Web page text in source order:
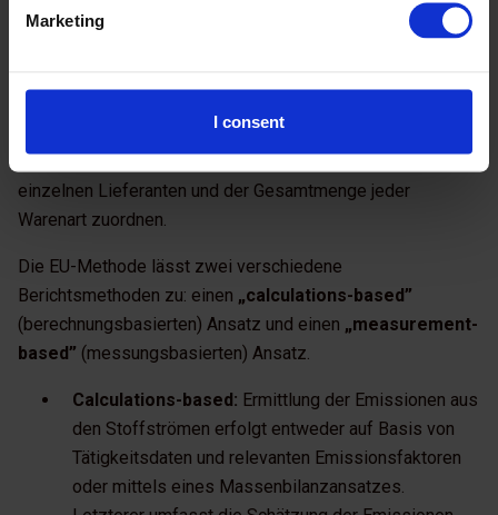
Marketing
I consent
müssen über die direkten und indirekten Emissionen der
importierten Waren berichten und die Emissionen den
einzelnen Lieferanten und der Gesamtmenge jeder
Warenart zuordnen.
Die EU-Methode lässt zwei verschiedene
Berichtsmethoden zu: einen „calculations-based”
(berechnungsbasierten) Ansatz und einen „measurement-
based” (messungsbasierten) Ansatz.
Calculations-based: Ermittlung der Emissionen aus
den Stoffströmen erfolgt entweder auf Basis von
Tätigkeitsdaten und relevanten Emissionsfaktoren
oder mittels eines Massenbilanzansatzes.